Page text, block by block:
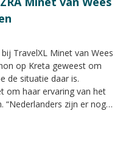
TravelXL Minet van Wees
op Kreta geweest om
de situatie daar is.
om haar ervaring van het
“Nederlanders zijn er nog